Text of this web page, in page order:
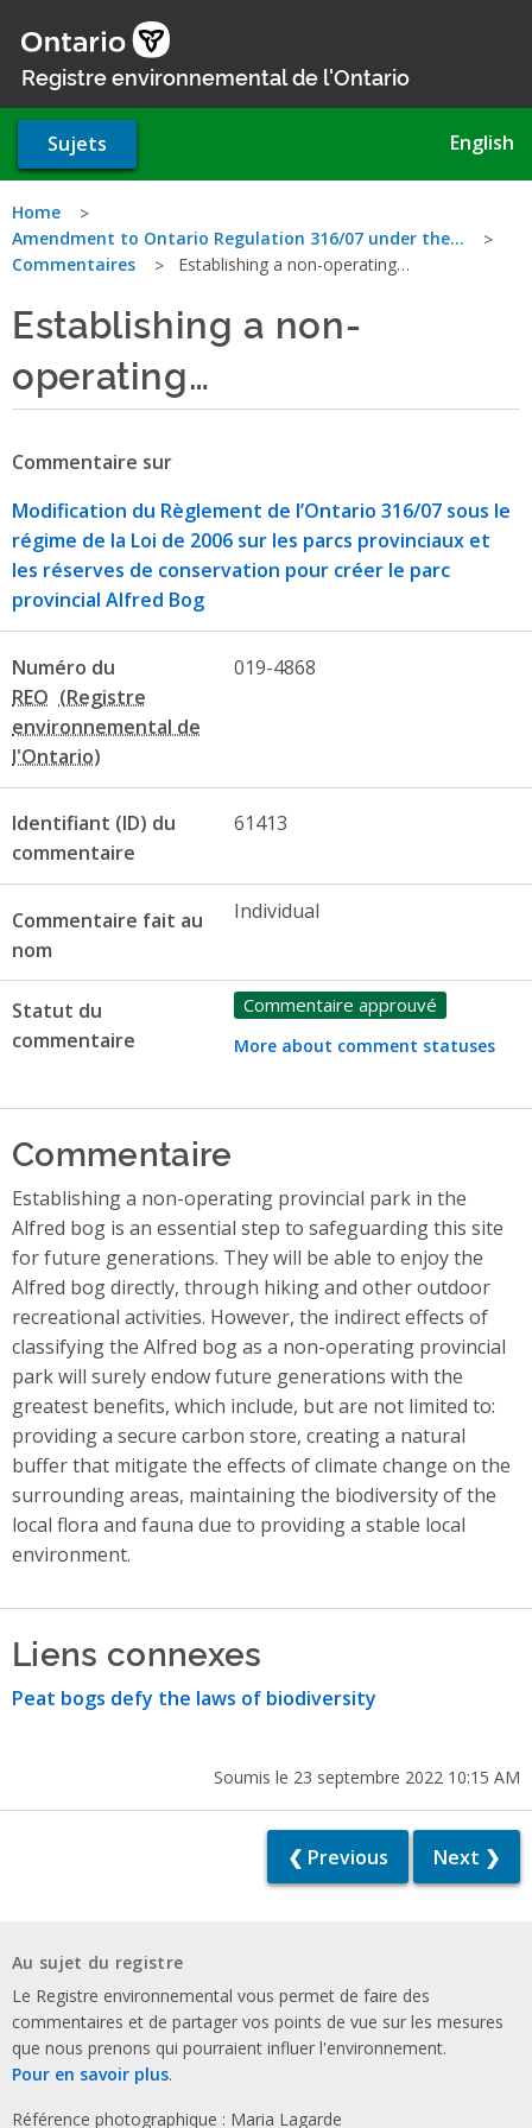
au
contenu
Registre environnemental de l'Ontario
Sujets English
Vous
êtes
ici
Home
Amendment to Ontario Regulation 316/07 under the…
Commentaires
Establishing a non-operating…
Establishing a non-
operating…
Commentaire sur
Modification du Règlement de l’Ontario 316/07 sous le
régime de la Loi de 2006 sur les parcs provinciaux et
les réserves de conservation pour créer le parc
provincial Alfred Bog
Numéro du
REO
019-4868
Identifiant (ID) du
commentaire
61413
Commentaire fait au
nom
Individual
Statut du
commentaire
Commentaire approuvé
More about comment statuses
Commentaire
Establishing a non-operating provincial park in the
Alfred bog is an essential step to safeguarding this site
for future generations. They will be able to enjoy the
Alfred bog directly, through hiking and other outdoor
recreational activities. However, the indirect effects of
classifying the Alfred bog as a non-operating provincial
park will surely endow future generations with the
greatest benefits, which include, but are not limited to:
providing a secure carbon store, creating a natural
buffer that mitigate the effects of climate change on the
surrounding areas, maintaining the biodiversity of the
local flora and fauna due to providing a stable local
environment.
Liens connexes
Peat bogs defy the laws of biodiversity
Soumis le 23 septembre 2022 10:15 AM
❮ Previous Next ❯
Au sujet du registre
Le Registre environnemental vous permet de faire des
commentaires et de partager vos points de vue sur les mesures
que nous prenons qui pourraient influer l'environnement.
Pour en savoir plus.
Référence photographique : Maria Lagarde